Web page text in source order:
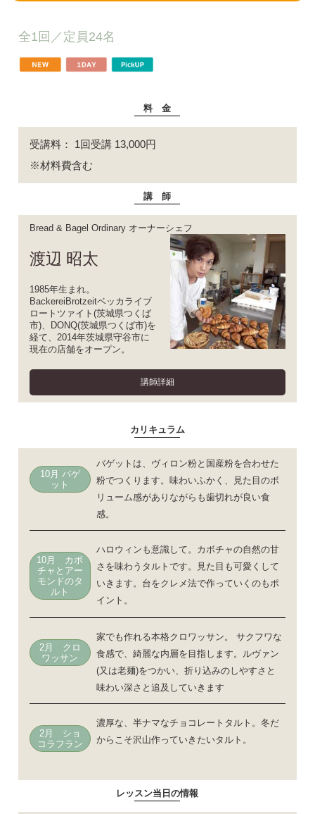
全1回／ 定員24名
料 金
受講料： 1回受講 13,000円
※材料費含む
講 師
Bread & Bagel Ordinary オーナーシェフ
渡辺 昭太
1985年生まれ。
BackereiBrotzeitベッカライブ
ロートツァイト(茨城県つくば
市)、DONQ(茨城県つくば市)を
経て、2014年茨城県守谷市に
現在の店舗をオープン。
講師詳細
カリキュラム
10月 バゲ
ット
バゲットは、ヴィロン粉と国産粉を合わせた
粉でつくります。味わいふかく、見た目のボ
リューム感がありながらも歯切れが良い食
感。
10月 カボ
チャとアー
モンドのタ
ルト
ハロウィンも意識して。カボチャの自然の甘
さを味わうタルトです。見た目も可愛くして
いきます。台をクレメ法で作っていくのもポ
イント。
2月 クロ
ワッサン
家でも作れる本格クロワッサン。 サクフワな
食感で、綺麗な内層を目指します。ルヴァン
(又は老麺)をつかい、折り込みのしやすさと
味わい深さと追及していきます
2月 ショ
コラフラン
濃厚な、半ナマなチョコレートタルト。冬だ
からこそ沢山作っていきたいタルト。
レッスン当日の情報